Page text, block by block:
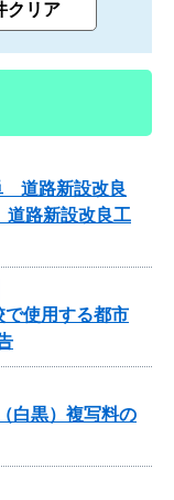
道路新設改良
路新設改良工
使用する都市
白黒）複写料の